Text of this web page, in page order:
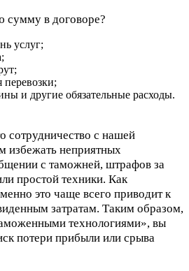
сумму в договоре?
услуг;
перевозки;
и другие обязательные расходы.
сотрудничество с нашей
избежать неприятных
с таможней, штрафов за
простой техники. Как
это чаще всего приводит к
затратам. Таким образом,
технологиями», вы
потери прибыли или срыва